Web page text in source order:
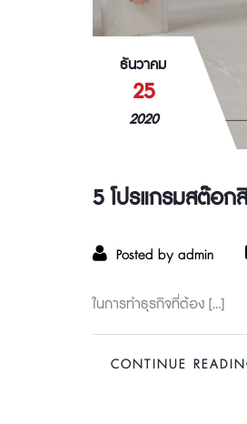
ธันวาคม
25
2020
5 โปรแกรมสต๊อก
Posted by admin
ในการทำธุรกิจที่ต้อง […]
CONTINUE